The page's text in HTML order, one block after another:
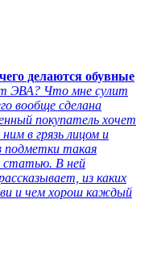
делаются обувные
ЭВА? Что мне сулит
вообще сделана
покупатель хочет
в грязь лицом и
подметки такая
статью. В ней
из каких
и чем хорош каждый